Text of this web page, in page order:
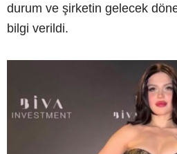
durum ve şirketin gelecek
bilgi verildi.